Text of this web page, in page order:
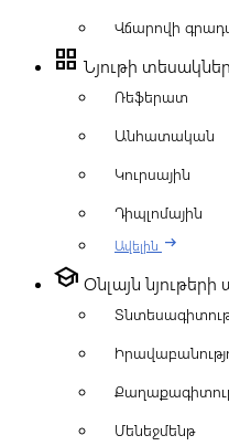
Վճարովի
grid_view Նյութի տեսակներ
Ռեֆերատ
Անհատական
Կուրսային
Դիպլոմային
Ավելին arrow_right_alt
school Օնլայն
Մենեջմենթ